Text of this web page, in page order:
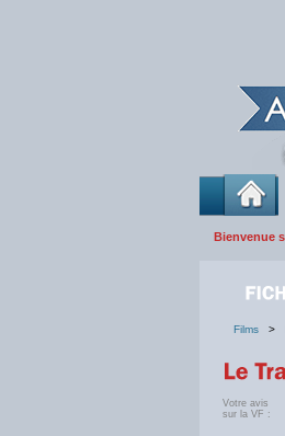
Bienvenue
Films >
Votre avis
sur la VF :